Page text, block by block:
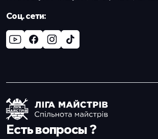
Соц. сети:
Есть вопросы ?